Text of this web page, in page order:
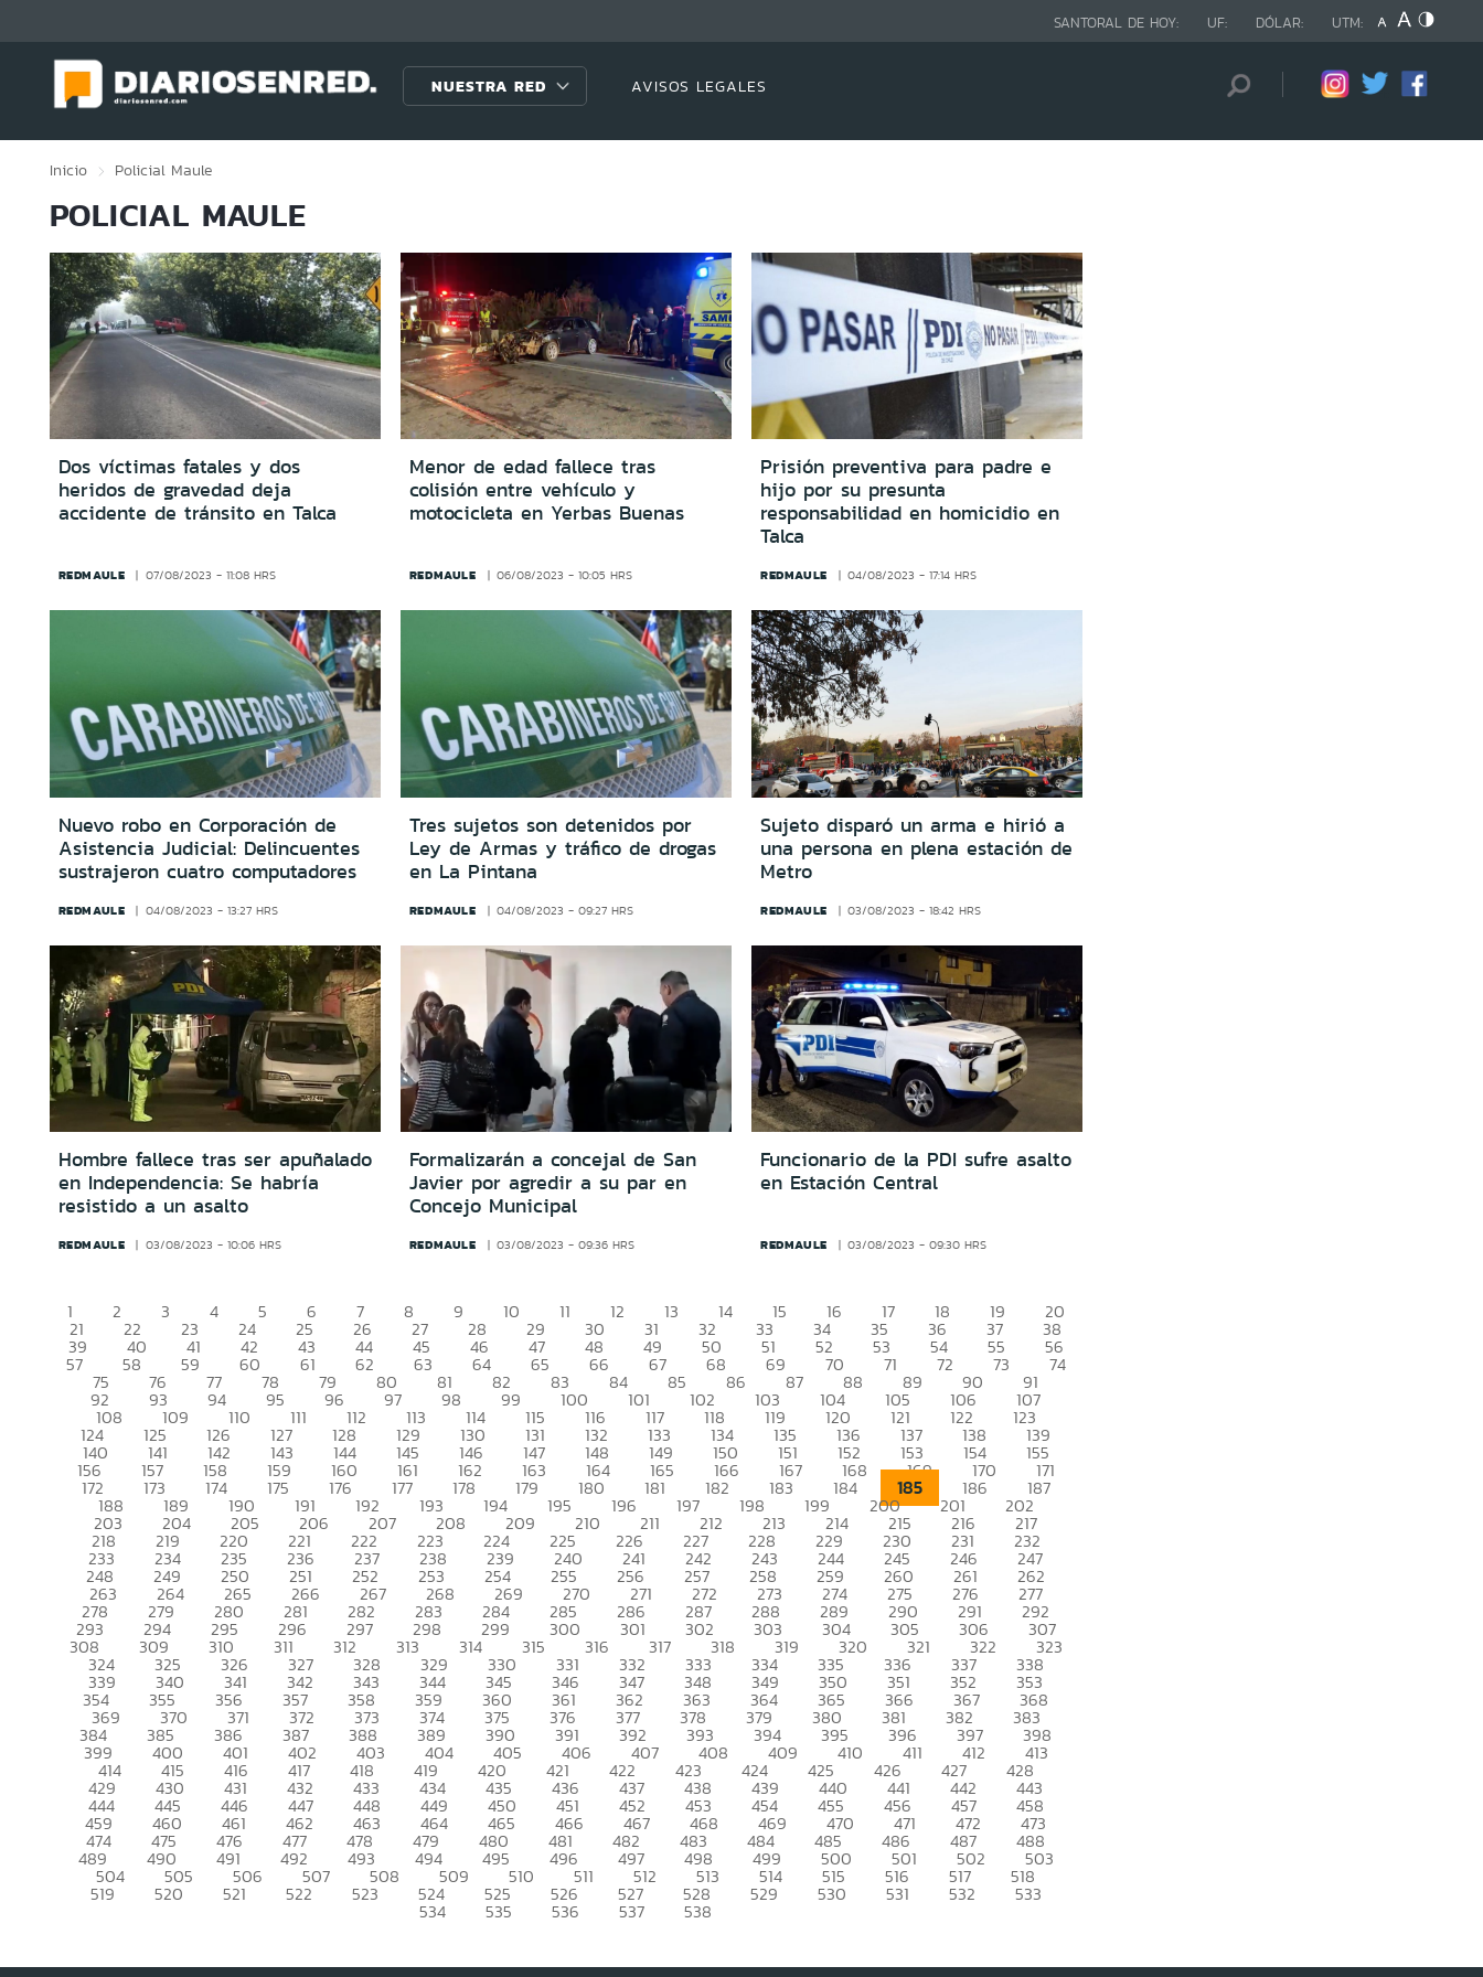
SANTORAL DE HOY: UF: DÓLAR: UTM:
NUESTRA RED AVISOS LEGALES
Inicio Policial Maule
POLICIAL MAULE
Dos víctimas fatales y dos
heridos de gravedad deja
accidente de tránsito en Talca
REDMAULE 07/08/2023 - 11:08 HRS
Menor de edad fallece tras
colisión entre vehículo y
motocicleta en Yerbas Buenas
REDMAULE 06/08/2023 - 10:05 HRS
Prisión preventiva para padre e
hijo por su presunta
responsabilidad en homicidio en
Talca
REDMAULE 04/08/2023 - 17:14 HRS
Nuevo robo en Corporación de
Asistencia Judicial: Delincuentes
sustrajeron cuatro computadores
REDMAULE 04/08/2023 - 13:27 HRS
Tres sujetos son detenidos por
Ley de Armas y tráfico de drogas
en La Pintana
REDMAULE 04/08/2023 - 09:27 HRS
Sujeto disparó un arma e hirió a
una persona en plena estación de
Metro
REDMAULE 03/08/2023 - 18:42 HRS
Hombre fallece tras ser apuñalado
en Independencia: Se habría
resistido a un asalto
REDMAULE 03/08/2023 - 10:06 HRS
Formalizarán a concejal de San
Javier por agredir a su par en
Concejo Municipal
REDMAULE 03/08/2023 - 09:36 HRS
Funcionario de la PDI sufre asalto
en Estación Central
REDMAULE 03/08/2023 - 09:30 HRS
1 2 3 4 5 6 7 8 9 10 11 12 13 14 15 16 17 18 19 20
21 22 23 24 25 26 27 28 29 30 31 32 33 34 35 36 37 38
39 40 41 42 43 44 45 46 47 48 49 50 51 52 53 54 55 56
57 58 59 60 61 62 63 64 65 66 67 68 69 70 71 72 73 74
75 76 77 78 79 80 81 82 83 84 85 86 87 88 89 90 91
92 93 94 95 96 97 98 99 100 101 102 103 104 105 106 107
108 109 110 111 112 113 114 115 116 117 118 119 120 121 122 123
124 125 126 127 128 129 130 131 132 133 134 135 136 137 138 139
140 141 142 143 144 145 146 147 148 149 150 151 152 153 154 155
156 157 158 159 160 161 162 163 164 165 166 167 168 169 170 171
172 173 174 175 176 177 178 179 180 181 182 183 184 185 186 187
188 189 190 191 192 193 194 195 196 197 198 199 200 201 202
203 204 205 206 207 208 209 210 211 212 213 214 215 216 217
218 219 220 221 222 223 224 225 226 227 228 229 230 231 232
233 234 235 236 237 238 239 240 241 242 243 244 245 246 247
248 249 250 251 252 253 254 255 256 257 258 259 260 261 262
263 264 265 266 267 268 269 270 271 272 273 274 275 276 277
278 279 280 281 282 283 284 285 286 287 288 289 290 291 292
293 294 295 296 297 298 299 300 301 302 303 304 305 306 307
308 309 310 311 312 313 314 315 316 317 318 319 320 321 322 323
324 325 326 327 328 329 330 331 332 333 334 335 336 337 338
339 340 341 342 343 344 345 346 347 348 349 350 351 352 353
354 355 356 357 358 359 360 361 362 363 364 365 366 367 368
369 370 371 372 373 374 375 376 377 378 379 380 381 382 383
384 385 386 387 388 389 390 391 392 393 394 395 396 397 398
399 400 401 402 403 404 405 406 407 408 409 410 411 412 413
414 415 416 417 418 419 420 421 422 423 424 425 426 427 428
429 430 431 432 433 434 435 436 437 438 439 440 441 442 443
444 445 446 447 448 449 450 451 452 453 454 455 456 457 458
459 460 461 462 463 464 465 466 467 468 469 470 471 472 473
474 475 476 477 478 479 480 481 482 483 484 485 486 487 488
489 490 491 492 493 494 495 496 497 498 499 500 501 502 503
504 505 506 507 508 509 510 511 512 513 514 515 516 517 518
519 520 521 522 523 524 525 526 527 528 529 530 531 532 533
534 535 536 537 538